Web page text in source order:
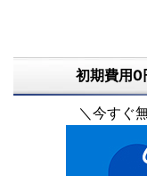
初期費用0
＼今すぐ